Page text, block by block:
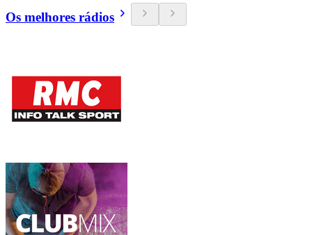
Os melhores rádios